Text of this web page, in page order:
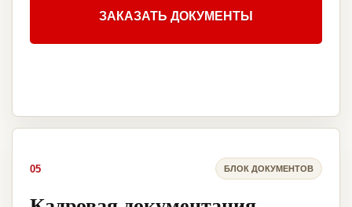
ЗАКАЗАТЬ ДОКУМЕНТЫ
05 БЛОК ДОКУМЕНТОВ